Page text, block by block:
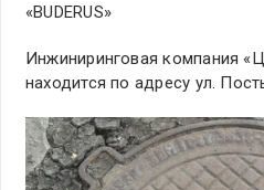
«BUDERUS»
Инжиниринговая компания
находится по адресу ул.